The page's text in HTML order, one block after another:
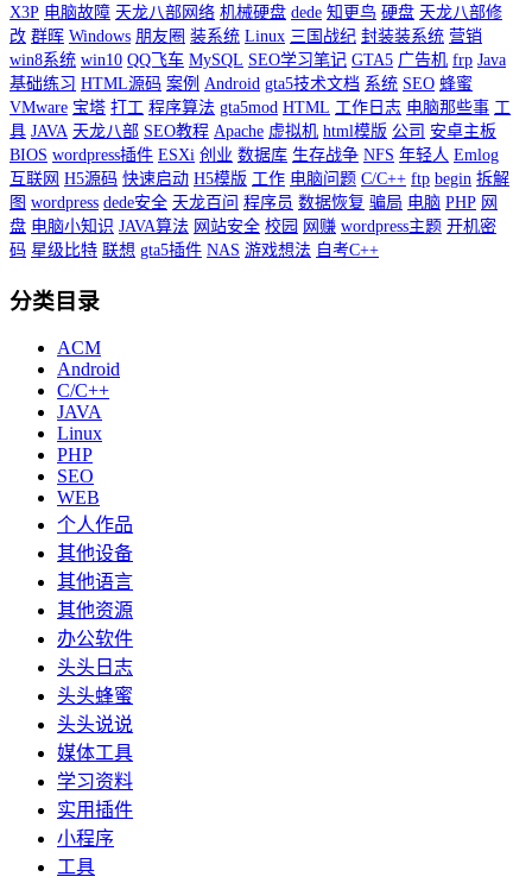
X3P 电脑故障 天龙八部网络 机械硬盘 dede 知更鸟 硬盘 天龙八部修
改 群晖 Windows 朋友圈 装系统 Linux 三国战纪 封装装系统 营销
win8系统 win10 QQ飞车 MySQL SEO学习笔记 GTA5 广告机 frp Java
基础练习 HTML源码 案例 Android gta5技术文档 系统 SEO 蜂蜜
VMware 宝塔 打工 程序算法 gta5mod HTML 工作日志 电脑那些事 工
具 JAVA 天龙八部 SEO教程 Apache 虚拟机 html模版 公司 安卓主板
BIOS wordpress插件 ESXi 创业 数据库 生存战争 NFS 年轻人 Emlog
互联网 H5源码 快速启动 H5模版 工作 电脑问题 C/C++ ftp begin 拆解
图 wordpress dede安全 天龙百问 程序员 数据恢复 骗局 电脑 PHP 网
盘 电脑小知识 JAVA算法 网站安全 校园 网赚 wordpress主题 开机密
码 星级比特 联想 gta5插件 NAS 游戏想法 自考C++
分类目录
ACM
Android
C/C++
JAVA
Linux
PHP
SEO
WEB
个人作品
其他设备
其他语言
其他资源
办公软件
头头日志
头头蜂蜜
头头说说
媒体工具
学习资料
实用插件
小程序
工具